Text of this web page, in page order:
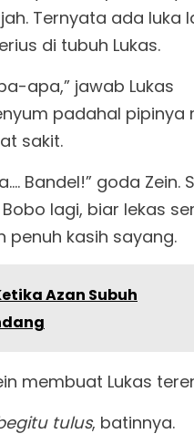
Ternyata ada luka
di tubuh Lukas.
apa,” jawab Lukas
padahal pipinya
sakit.
Bandel!” goda Zein.
lagi, biar lekas
penuh kasih sayang.
Azan Subuh
membuat Lukas
tulus, batinnya.